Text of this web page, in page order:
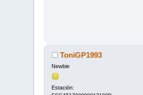
ToniGP1993
Newbie
Estación: